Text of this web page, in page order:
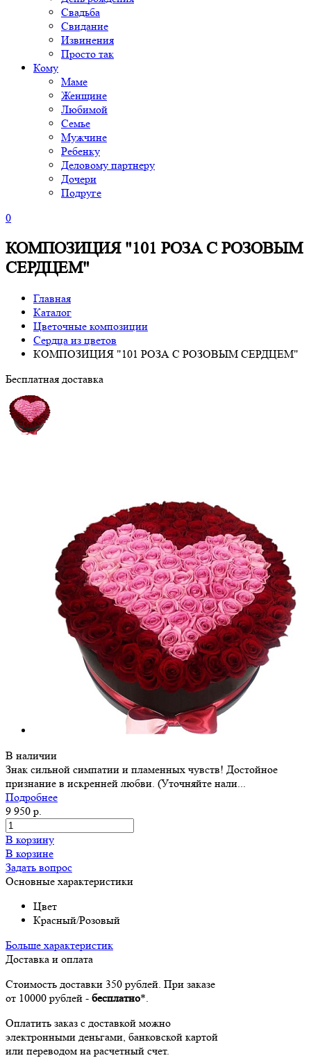
Свадьба
Свидание
Извинения
Просто так
Кому
Маме
Женщине
Любимой
Семье
Мужчине
Ребенку
Деловому партнеру
Дочери
Подруге
0
КОМПОЗИЦИЯ "101 РОЗА С РОЗОВЫМ
СЕРДЦЕМ"
Главная
Каталог
Цветочные композиции
Сердца из цветов
КОМПОЗИЦИЯ "101 РОЗА С РОЗОВЫМ СЕРДЦЕМ"
Бесплатная доставка
В наличии
Знак сильной симпатии и пламенных чувств! Достойное
признание в искренней любви. (Уточняйте нали...
Подробнее
9 950 р.
В корзину
В корзине
Задать вопрос
Основные характеристики
Цвет
Красный/Розовый
Больше характеристик
Доставка и оплата
Стоимость доставки 350 рублей. При заказе
от 10000 рублей - бесплатно*.
Оплатить заказ с доставкой можно
электронными деньгами, банковской картой
или переводом на расчетный счет.